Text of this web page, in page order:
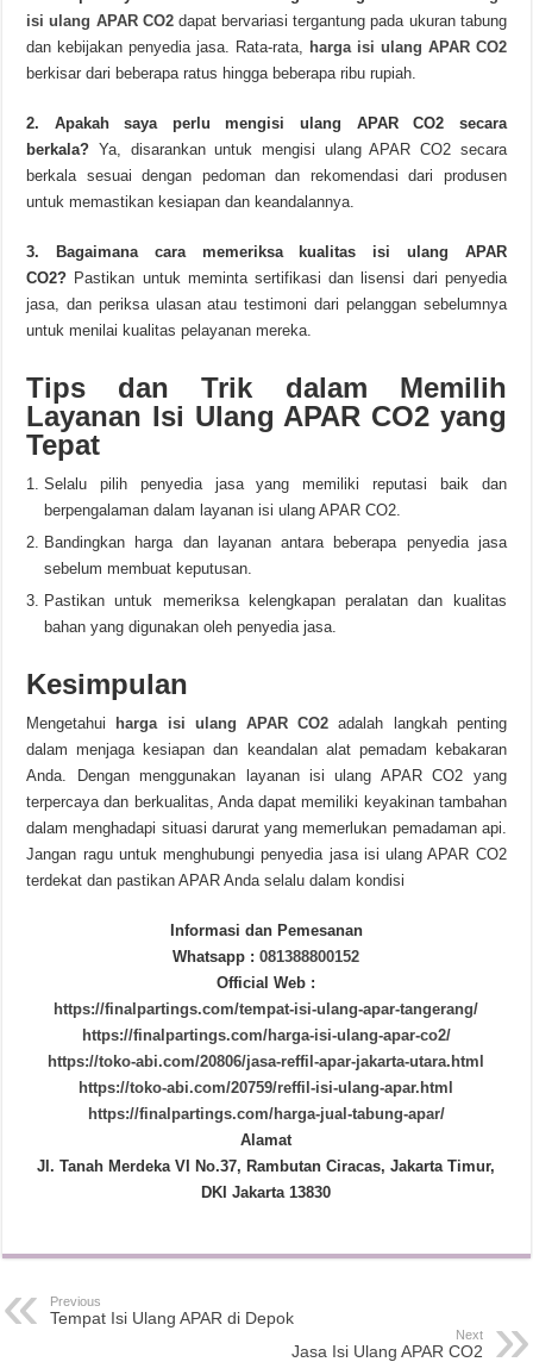
isi ulang APAR CO2dapat bervariasi tergantung pada ukuran tabung
dan kebijakan penyedia jasa. Rata-rata, harga isi ulang APAR CO2
berkisar dari beberapa ratus hingga beberapa ribu rupiah.
2. Apakah saya perlu mengisi ulang APAR CO2 secara
berkala? Ya, disarankan untuk mengisi ulang APAR CO2 secara
berkala sesuai dengan pedoman dan rekomendasi dari produsen
untuk memastikan kesiapan dan keandalannya.
3. Bagaimana cara memeriksa kualitas isi ulang APAR
CO2? Pastikan untuk meminta sertifikasi dan lisensi dari penyedia
jasa, dan periksa ulasan atau testimoni dari pelanggan sebelumnya
untuk menilai kualitas pelayanan mereka.
Tips dan Trik dalam Memilih
Layanan Isi Ulang APAR CO2 yang
Tepat
Selalu pilih penyedia jasa yang memiliki reputasi baik dan
berpengalaman dalam layanan isi ulang APAR CO2.
Bandingkan harga dan layanan antara beberapa penyedia jasa
sebelum membuat keputusan.
Pastikan untuk memeriksa kelengkapan peralatan dan kualitas
bahan yang digunakan oleh penyedia jasa.
Kesimpulan
Mengetahui harga isi ulang APAR CO2 adalah langkah penting
dalam menjaga kesiapan dan keandalan alat pemadam kebakaran
Anda. Dengan menggunakan layanan isi ulang APAR CO2 yang
terpercaya dan berkualitas, Anda dapat memiliki keyakinan tambahan
dalam menghadapi situasi darurat yang memerlukan pemadaman api.
Jangan ragu untuk menghubungi penyedia jasa isi ulang APAR CO2
terdekat dan pastikan APAR Anda selalu dalam kondisi
Informasi dan Pemesanan
Whatsapp :081388800152
Official Web :
https://finalpartings.com/tempat-isi-ulang-apar-tangerang/
https://finalpartings.com/harga-isi-ulang-apar-co2/
https://toko-abi.com/20806/jasa-reffil-apar-jakarta-utara.html
https://toko-abi.com/20759/reffil-isi-ulang-apar.html
https://finalpartings.com/harga-jual-tabung-apar/
Alamat
Jl. Tanah Merdeka VI No.37, Rambutan Ciracas, Jakarta Timur,
DKI Jakarta 13830
Previous
Tempat Isi Ulang APAR di Depok
Next
Jasa Isi Ulang APAR CO2